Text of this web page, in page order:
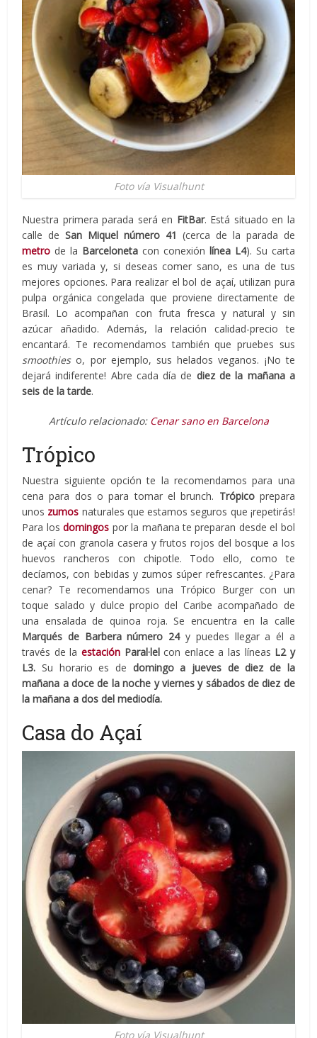
Foto vía Visualhunt
Nuestra primera parada será en FitBar. Está situado en la
calle de San Miquel número 41 (cerca de la parada de
metro de la Barceloneta con conexión línea L4). Su carta
es muy variada y, si deseas comer sano, es una de tus
mejores opciones. Para realizar el bol de açaí, utilizan pura
pulpa orgánica congelada que proviene directamente de
Brasil. Lo acompañan con fruta fresca y natural y sin
azúcar añadido. Además, la relación calidad-precio te
encantará. Te recomendamos también que pruebes sus
smoothieso, por ejemplo, sus helados veganos. ¡No te
dejará indiferente! Abre cada día de diez de la mañana a
seis de la tarde.
Artículo relacionado: Cenar sano en Barcelona
Trópico
Nuestra siguiente opción te la recomendamos para una
cena para dos o para tomar el brunch. Trópicoprepara
unos zumos naturales que estamos seguros que ¡repetirás!
Para losdomingos por la mañana te preparan desde el bol
de açaí con granola casera y frutos rojos del bosque a los
huevos rancheros con chipotle. Todo ello, como te
decíamos, con bebidas y zumos súper refrescantes. ¿Para
cenar? Te recomendamos una Trópico Burger con un
toque salado y dulce propio del Caribe acompañado de
una ensalada de quinoa roja. Se encuentra en la calle
Marqués de Barbera número 24y puedes llegar a él a
través de laestación Paral·lelcon enlace a las líneas L2 y
L3. Su horario es de domingo a jueves de diez de la
mañana a doce de la noche y viernes y sábados de diez de
la mañana a dos del mediodía.
Casa do Açaí
Foto vía Visualhunt